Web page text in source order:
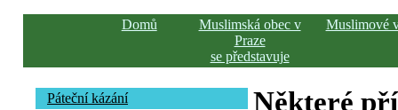
Domů
Muslimská obec v
Praze
se představuje
Muslimové
Páteční kázání
Některé